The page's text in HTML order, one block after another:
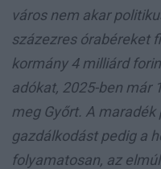
város nem akar
százezres órabéreket
kormány 4 milliárd
adókat, 2025-ben már
meg Győrt. A
gazdálkodást pedig a
folyamatosan, az